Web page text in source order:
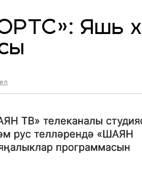
Яшь
ТВ» телеканалы
рус телләрендә «ШАЯН
программасын